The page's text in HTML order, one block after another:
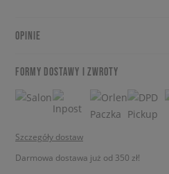
OPINIE
FORMY DOSTAWY I ZWROTY
Szczegóły dostaw
Darmowa dostawa już od 350 zł!